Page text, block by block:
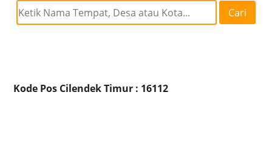
Cari
Kode Pos Cilendek Timur : 16112